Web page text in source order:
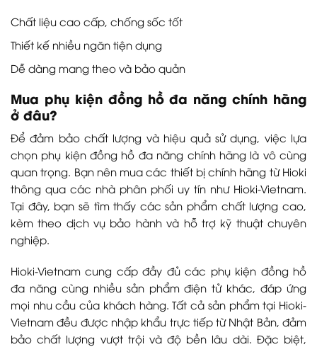
Chất liệu cao cấp, chống sốc tốt
Thiết kế nhiều ngăn tiện dụng
Dễ dàng mang theo và bảo quản
Mua phụ kiện đồng hồ đa năng chính hãng
ở đâu?
Để đảm bảo chất lượng và hiệu quả sử dụng, việc lựa
chọn phụ kiện đồng hồ đa năng chính hãng là vô cùng
quan trọng. Bạn nên mua các thiết bị chính hãng từ Hioki
thông qua các nhà phân phối uy tín như Hioki-Vietnam.
Tại đây, bạn sẽ tìm thấy các sản phẩm chất lượng cao,
kèm theo dịch vụ bảo hành và hỗ trợ kỹ thuật chuyên
nghiệp.
Hioki-Vietnam cung cấp đầy đủ các phụ kiện đồng hồ
đa năng cùng nhiều sản phẩm điện tử khác, đáp ứng
mọi nhu cầu của khách hàng. Tất cả sản phẩm tại Hioki-
Vietnam đều được nhập khẩu trực tiếp từ Nhật Bản, đảm
bảo chất lượng vượt trội và độ bền lâu dài. Đặc biệt,